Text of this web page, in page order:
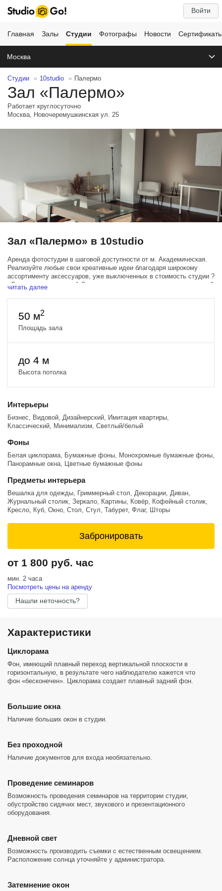
Войти
Главная Залы Студии Фотографы Новости
Москва
Студии 10studio Палермо
Зал «Палермо»
Работает круглосуточно
Москва, Новочеремушкинская ул. 25
Зал «Палермо» в 10studio
Аренда фотостудии в шаговой доступности от м. Академическая.
Реализуйте любые свои креативные идеи благодаря широкому
ассортименту аксессуаров, уже выключенных в стоимость студии ?
- Большая циклорама 4х5м, стильная интерьерная зона с эстетикой
европейского минимализма.
несколько источников постоянного света (видеосвет).
- Большие окна заполняют пространство мягким дневным светом,
очень красивые солнечные лучи.
коммерческие, так и творческие съёмки.
Стоимость при аренде 1ч: 2000р.
Стоимость при аренде от 2ч: 1800р. / час
В стоимость входит 3 источника импульсного света:
- Godox DP600iii x2
- Godox SL100D - 100вт, 5600К
- Godox SL100Bi - 100вт, 2800-6500K
- ZSYB JB6090RGB - гибкий полноцветный RGB осветитель
мощностью 200вт, размером 60x90 см
Световые модификаторы:
- октабокс 90см
- чайнабол 65см
- рефлектор 15°
- проекционная насадка со шторками и масками гобо
- линза френеля
- гримерное место
- вентилятор
- переносные зеркала
- жидкое зеркало, дающее красивые блики (включено в стоимость
аренды)
читать далее
50 м2
Площадь зала
до 4 м
Высота потолка
Интерьеры
Бизнес, Видовой, Дизайнерский, Имитация квартиры,
Классический, Минимализм, Светлый/белый
Фоны
Белая циклорама, Бумажные фоны, Монохромные бумажные фоны,
Панорамные окна, Цветные бумажные фоны
Предметы интерьера
Вешалка для одежды, Гриммерный стол, Декорации, Диван,
Журнальный столик, Зеркало, Картины, Ковёр, Кофейный столик,
Кресло, Куб, Окно, Стол, Стул, Табурет, Флаг, Шторы
Забронировать
от 1 800 руб. час
мин. 2 часа
Посмотреть цены на аренду
Нашли неточность?
Характеристики
Циклорама
Фон, имеющий плавный переход вертикальной плоскости в
горизонтальную, в результате чего наблюдателю кажется что
фон «бесконечен». Циклорама создает плавный задний фон.
Большие окна
Наличие больших окон в студии.
Без проходной
Наличие документов для входа необязательно.
Проведение семинаров
Возможность проведения семинаров на территории студии,
обустройство сидячих мест, звукового и презентационного
оборудования.
Дневной свет
Возможность производить съемки с естественным освещением.
Расположение солнца уточняйте у администратора.
Затемнение окон